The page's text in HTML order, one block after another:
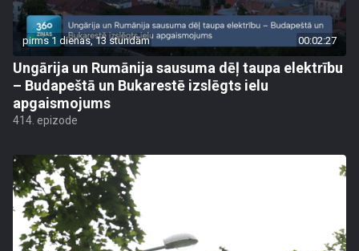
pirms 1 dienas, 13 stundām 00:02:27
Ungārija un Rumānija sausuma dēļ taupa elektrību
– Budapeštā un Bukarestē izslēgts ielu
apgaismojums
414. epizode